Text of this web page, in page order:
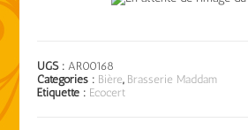
UGS :AR00168
Catégories : Bière, Brasserie Maddam
Étiquette : Ecocert